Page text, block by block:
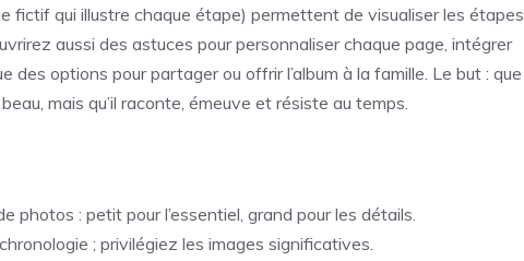
fictif qui illustre chaque étape) permettent de visualiser les étapes
aussi des astuces pour personnaliser chaque page, intégrer
options pour partager ou offrir l’album à la famille. Le but : que
mais qu’il raconte, émeuve et résiste au temps.
photos : petit pour l’essentiel, grand pour les détails.
; privilégiez les images significatives.